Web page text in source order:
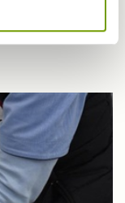
til